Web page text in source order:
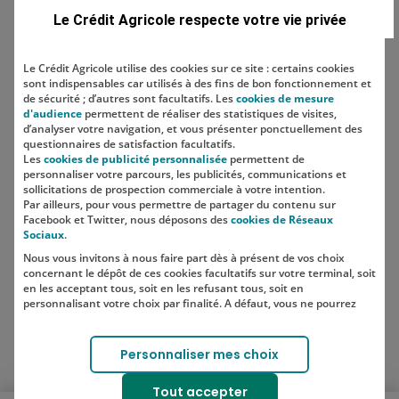
Localisation
SUIVEZ-NOUS SUR LES RÉSEAUX
SOCIAUX
Lien vers le compte Instagram
Lien vers le compte TikTok
Le Crédit Agricole respecte votre vie privée
Le Crédit Agricole utilise des cookies sur ce site : certains cookies
sont indispensables car utilisés à des fins de bon fonctionnement et
de sécurité ; d’autres sont facultatifs. Lescookies de mesure
d'audience permettent de réaliser des statistiques de visites,
d’analyser votre navigation, et vous présenter ponctuellement des
questionnaires de satisfaction facultatifs.
Lescookies de publicité personnalisée permettent de
personnaliser votre parcours, les publicités, communications et
sollicitations de prospection commerciale à votre intention.
Par ailleurs, pour vous permettre de partager du contenu sur
Facebook et Twitter, nous déposons descookies de Réseaux
Sociaux.
Nous vous invitons à nous faire part dès à présent de vos choix
concernant le dépôt de ces cookies facultatifs sur votre terminal, soit
en les acceptant tous, soit en les refusant tous, soit en
personnalisant votre choix par finalité. A défaut, vous ne pourrez
Votre choix est libre et peut être modifié à tout moment, en cliquant
sur le lien "Cookies", en bas de page.
Pour en savoir plus sur les responsables de traitement et les
finalités, cliquez sur "Personnaliser mes choix".
Personnaliser mes choix
Tout accepter